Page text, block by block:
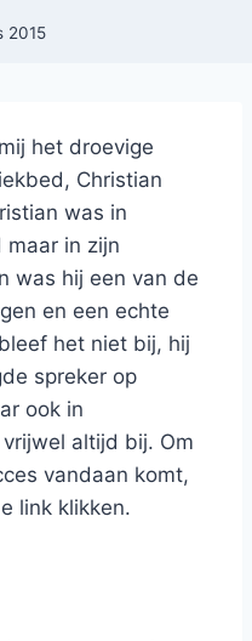
2015
het droevige
Christian
was in
in zijn
was hij een van de
en een echte
het niet bij, hij
spreker op
ook in
altijd bij. Om
vandaan komt,
link klikken.